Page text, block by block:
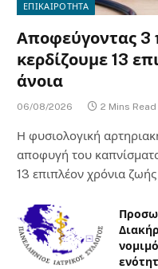
ΕΠΙΚΑΙΡΟΤΗΤΑ
Αποφεύγοντας 3
κερδίζουμε 13
άνοια
06/08/2026 2 Mins Read
Η φυσιολογική
αποφυγή του
13 επιπλέον χρόνια